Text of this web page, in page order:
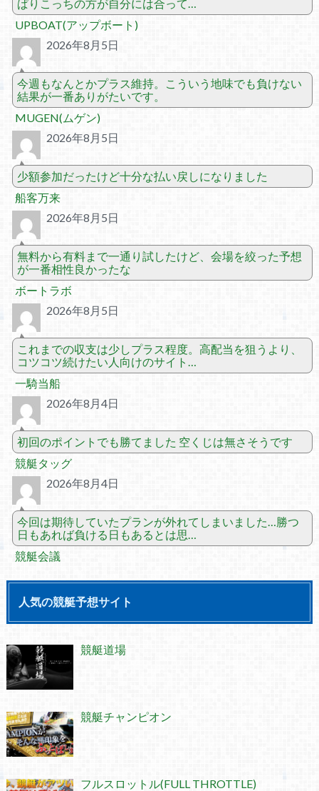
ぱりこっちの方が自分には合って…
UPBOAT(アップボート)
2026年8月5日
今週もなんとかプラス維持。こういう地味でも負けない
結果が一番ありがたいです。
MUGEN(ムゲン)
2026年8月5日
少額参加だったけど十分な払い戻しになりました
船客万来
2026年8月5日
無料から有料まで一通り試したけど、会場を絞った予想
が一番相性良かったな
ボートラボ
2026年8月5日
これまでの収支は少しプラス程度。高配当を狙うより、
コツコツ続けたい人向けのサイト…
一騎当船
2026年8月4日
初回のポイントでも勝てました 空くじは無さそうです
競艇タッグ
2026年8月4日
今回は期待していたプランが外れてしまいました…勝つ
日もあれば負ける日もあるとは思…
競艇会議
人気の競艇予想サイト
競艇道場
競艇チャンピオン
フルスロットル(FULL THROTTLE)